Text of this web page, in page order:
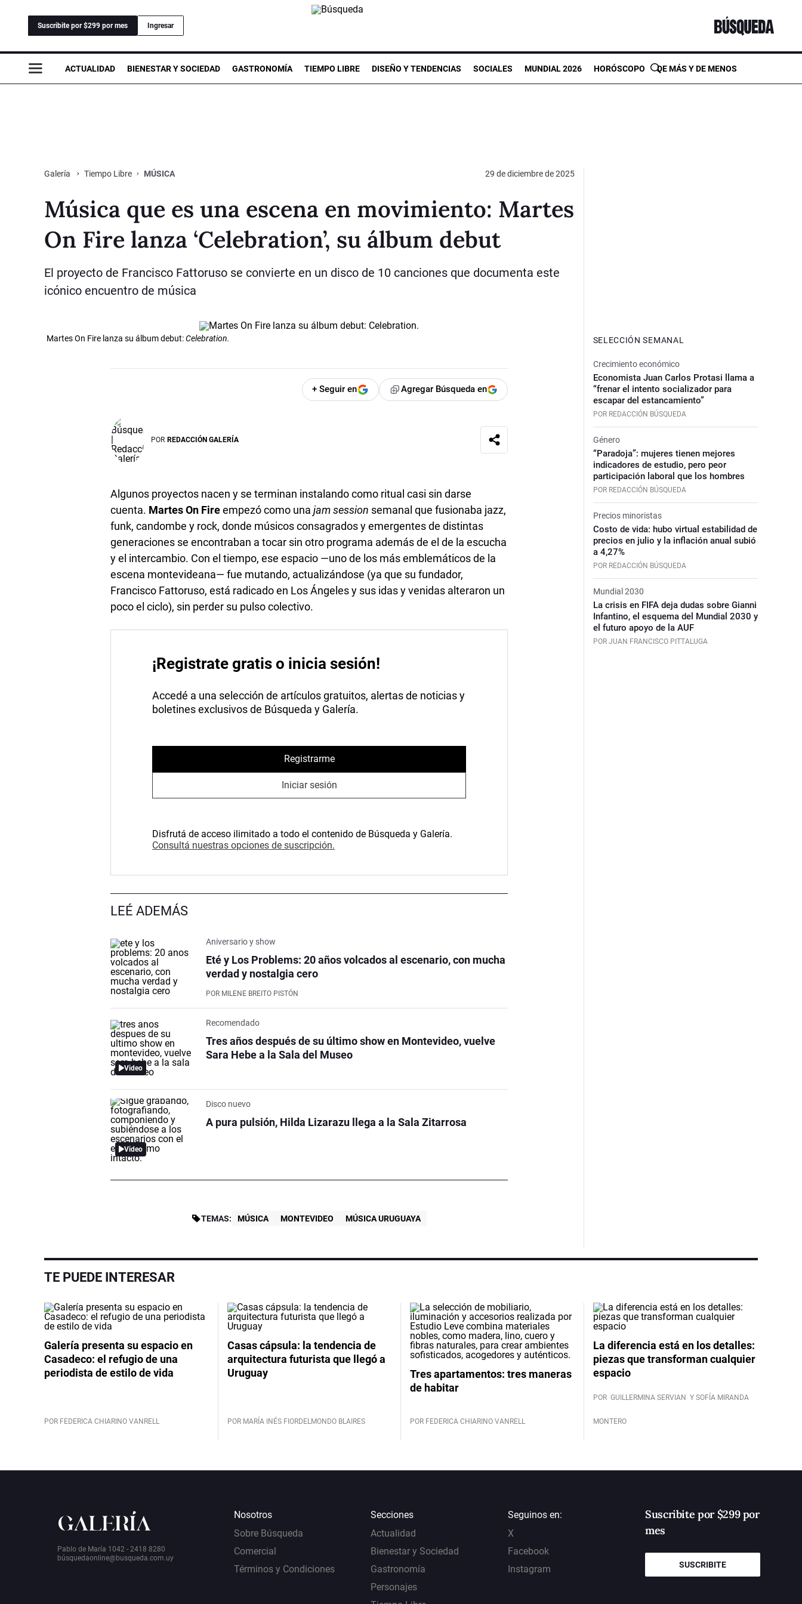
Suscribite por $299 por mes Ingresar
ACTUALIDAD BIENESTAR Y SOCIEDAD GASTRONOMÍA TIEMPO LIBRE DISEÑO Y TENDENCIAS SOCIALES MUNDIAL 2026 HORÓSCOPO DE MÁS Y DE MENOS
Galería Tiempo Libre MÚSICA 29 de diciembre de 2025
Música que es una escena en movimiento: Martes
On Fire lanza ‘Celebration’, su álbum debut
El proyecto de Francisco Fattoruso se convierte en un disco de 10 canciones que documenta este
icónico encuentro de música
Martes On Fire lanza su álbum debut:Celebration.
+ Seguir en Agregar Búsqueda en
POR REDACCIÓN GALERÍA
Algunos proyectos nacen y se terminan instalando como ritual casi sin darse
cuenta. Martes On Fireempezó como unajam session semanal que fusionaba jazz,
funk, candombe y rock, donde músicos consagrados y emergentes de distintas
generaciones se encontraban a tocar sin otro programa además de el de la escucha
y el intercambio. Con el tiempo, ese espacio —uno de los más emblemáticos de la
escena montevideana— fue mutando, actualizándose (ya que su fundador,
Francisco Fattoruso, está radicado en Los Ángeles y sus idas y venidas alteraron un
poco el ciclo), sin perder su pulso colectivo.
¡Registrate gratis o inicia sesión!
Accedé a una selección de artículos gratuitos, alertas de noticias y
boletines exclusivos de Búsqueda y Galería.
Registrarme
Iniciar sesión
Disfrutá de acceso ilimitado a todo el contenido de Búsqueda y Galería.
Consultá nuestras opciones de suscripción.
LEÉ ADEMÁS
Aniversario y show
Eté y Los Problems: 20 años volcados al escenario, con mucha
verdad y nostalgia cero
POR MILENE BREITO PISTÓN
Video
Recomendado
Tres años después de su último show en Montevideo, vuelve
Sara Hebe a la Sala del Museo
Video
Disco nuevo
A pura pulsión, Hilda Lizarazu llega a la Sala Zitarrosa
TEMAS: MÚSICA MONTEVIDEO MÚSICA URUGUAYA
SELECCIÓN SEMANAL
Crecimiento económico
Economista Juan Carlos Protasi llama a
“frenar el intento socializador para
escapar del estancamiento”
POR REDACCIÓN BÚSQUEDA
Género
“Paradoja”: mujeres tienen mejores
indicadores de estudio, pero peor
participación laboral que los hombres
POR REDACCIÓN BÚSQUEDA
Precios minoristas
Costo de vida: hubo virtual estabilidad de
precios en julio y la inflación anual subió
a 4,27%
POR REDACCIÓN BÚSQUEDA
Mundial 2030
La crisis en FIFA deja dudas sobre Gianni
Infantino, el esquema del Mundial 2030 y
el futuro apoyo de la AUF
POR JUAN FRANCISCO PITTALUGA
TE PUEDE INTERESAR
Galería presenta su espacio en
Casadeco: el refugio de una
periodista de estilo de vida
POR FEDERICA CHIARINO VANRELL
Casas cápsula: la tendencia de
arquitectura futurista que llegó a
Uruguay
POR MARÍA INÉS FIORDELMONDO BLAIRES
Tres apartamentos: tres maneras
de habitar
POR FEDERICA CHIARINO VANRELL
La diferencia está en los detalles:
piezas que transforman cualquier
espacio
POR GUILLERMINA SERVIAN Y SOFÍA MIRANDA
MONTERO
Pablo de María 1042 - 2418 8280
búsquedaonline@busqueda.com.uy
Nosotros
Sobre Búsqueda
Comercial
Términos y Condiciones
Secciones
Actualidad
Bienestar y Sociedad
Gastronomía
Personajes
Seguinos en:
X
Facebook
Instagram
Suscribite por $299 por
mes
SUSCRIBITE